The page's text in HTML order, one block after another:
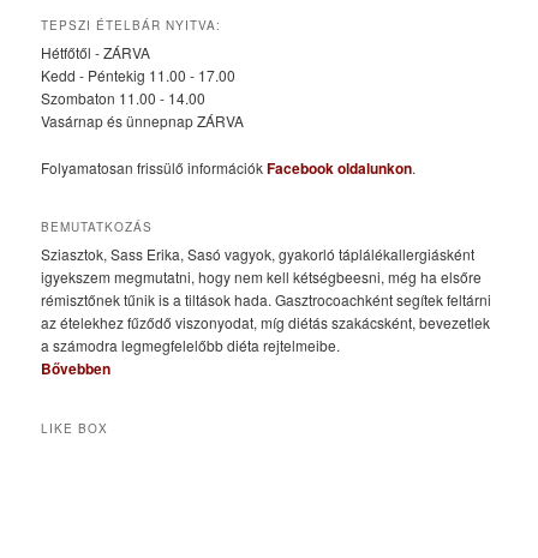
TEPSZI ÉTELBÁR NYITVA:
Hétfőtől - ZÁRVA
Kedd - Péntekig 11.00 - 17.00
Szombaton 11.00 - 14.00
Vasárnap és ünnepnap ZÁRVA
Folyamatosan frissülő információkFacebook oldalunkon.
BEMUTATKOZÁS
Sziasztok, Sass Erika, Sasó vagyok, gyakorló táplálékallergiásként
igyekszem megmutatni, hogy nem kell kétségbeesni, még ha elsőre
rémisztőnek tűnik is a tiltások hada. Gasztrocoachként segítek feltárni
az ételekhez fűződő viszonyodat, míg diétás szakácsként, bevezetlek
a számodra legmegfelelőbb diéta rejtelmeibe.
Bővebben
LIKE BOX